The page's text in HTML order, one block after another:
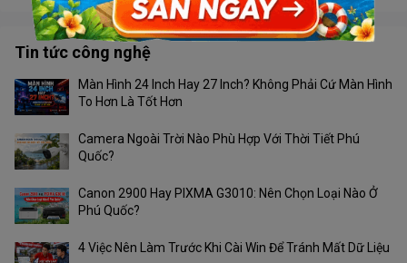
Tin tức công nghệ
Màn Hình 24 Inch Hay 27 Inch? Không Phải Cứ Màn Hình
To Hơn Là Tốt Hơn
Camera Ngoài Trời Nào Phù Hợp Với Thời Tiết Phú
Quốc?
Canon 2900 Hay PIXMA G3010: Nên Chọn Loại Nào Ở
Phú Quốc?
4 Việc Nên Làm Trước Khi Cài Win Để Tránh Mất Dữ Liệu